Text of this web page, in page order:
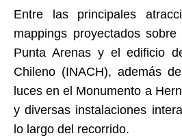
Entre las principales
mappings proyectados
Punta Arenas y el edificio
Chileno (INACH), además
luces en el Monumento a
y diversas instalaciones
lo largo del recorrido.